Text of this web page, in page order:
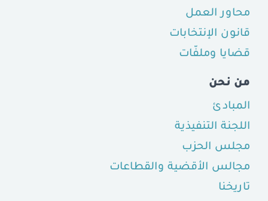
محاور العمل
قانون الإنتخابات
قضايا وملفّات
من نحن
المبادئ
اللجنة التنفيذية
مجلس الحزب
مجالس الأقضية والقطاعات
تاريخنا